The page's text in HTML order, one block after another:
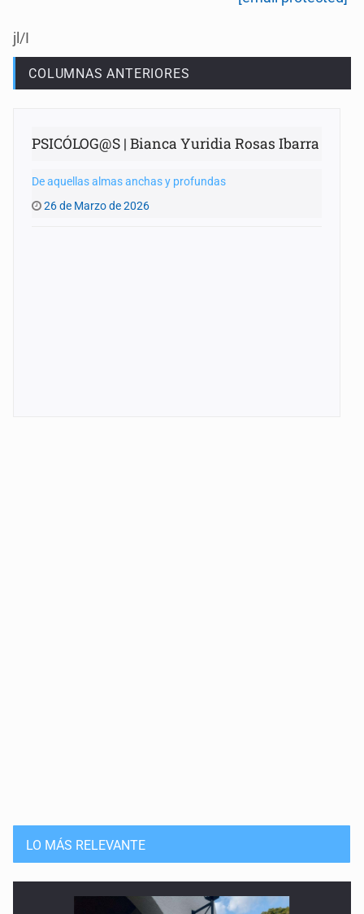
jl/I
COLUMNAS ANTERIORES
PSICÓLOG@S | Bianca Yuridia Rosas Ibarra
De aquellas almas anchas y profundas
26 de Marzo de 2026
LO MÁS RELEVANTE